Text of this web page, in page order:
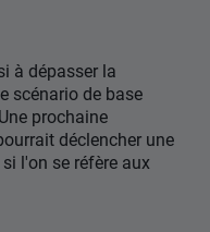
à dépasser la
scénario de base
prochaine
déclencher une
l'on se réfère aux